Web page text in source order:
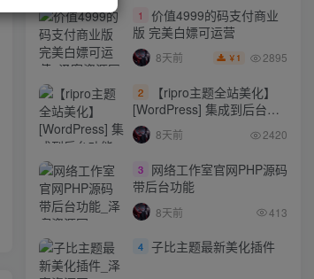
1
价值4999的码支付商业
版 完美白嫖可运营
8天前 ￥ 1 2895
2
【ripro主题全站美化】
[WordPress] 集成到后台功
能的全站美化包
WordPress…
8天前 2420
3
网络工作室官网PHP源码
带后台功能
8天前 413
4 子比主题最新美化插件